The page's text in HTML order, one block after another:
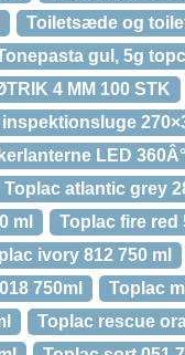
Toiletsæde og
gul, 5g
4 MM 100 STK
LED
Toplac atlantic grey
ml
Toplac fire red
ivory 812 750 ml
750ml
Toplac
Toplac rescue